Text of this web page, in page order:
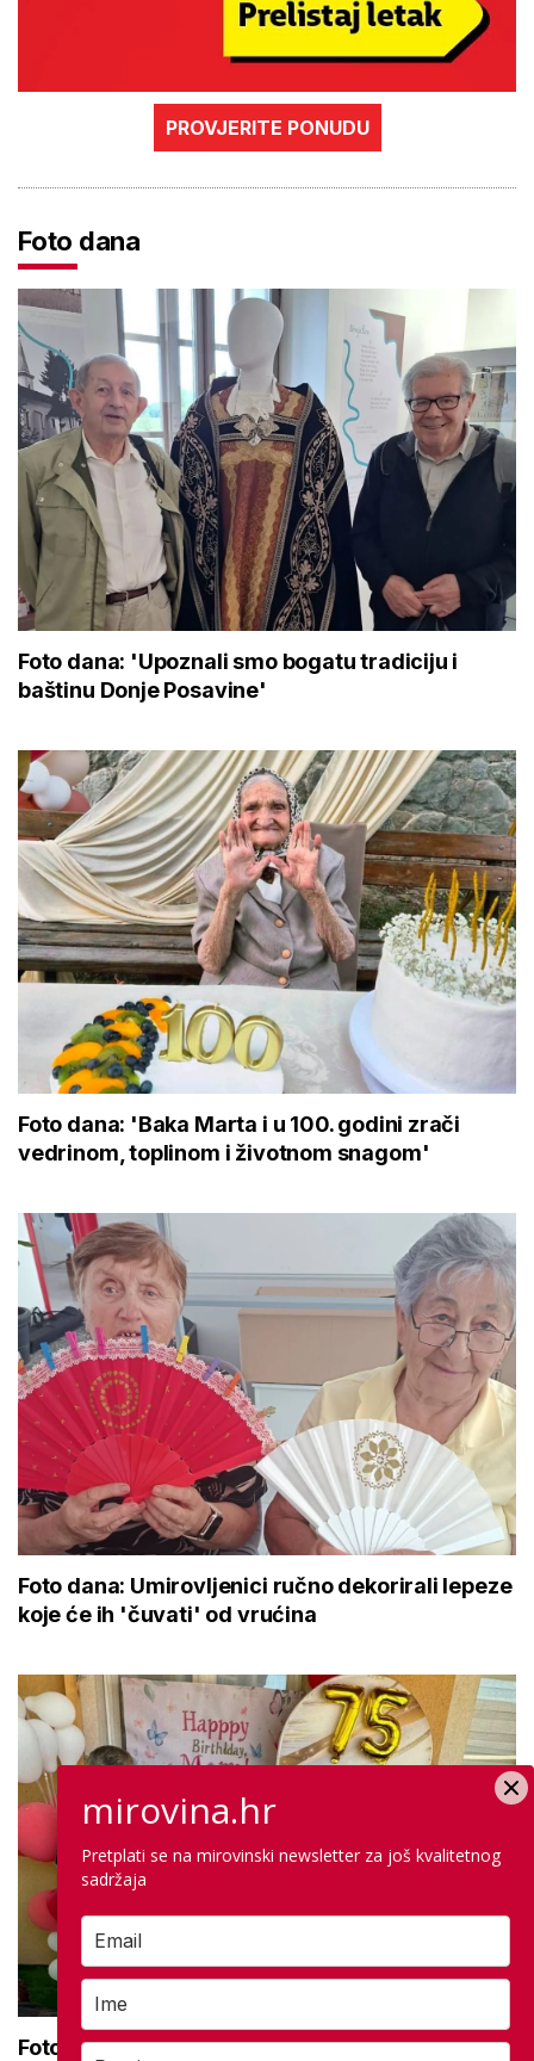
PROVJERITE PONUDU
Foto dana
Foto dana: 'Upoznali smo bogatu tradiciju i
baštinu Donje Posavine'
Foto dana: 'Baka Marta i u 100. godini zrači
vedrinom, toplinom i životnom snagom'
Foto dana: Umirovljenici ručno dekorirali lepeze
koje će ih 'čuvati' od vrućina
Foto dana: Umirovljenica Dragica u dobrom
mirovina.hr
Pretplati se na mirovinski newsletter za još kvalitetnog
sadržaja